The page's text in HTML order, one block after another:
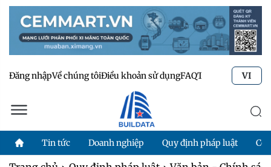
Đăng nhậpVề chúng tôiĐiều khoản sử dụngFAQTư vấn kỹ thuật
VI
Tin tức Doanh nghiệp Quy định pháp luật